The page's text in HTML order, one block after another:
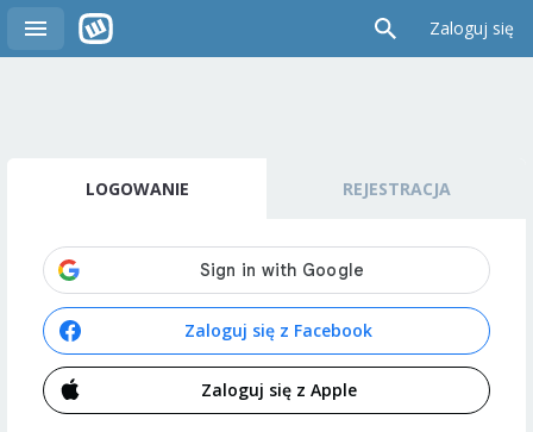
Zaloguj się
LOGOWANIE REJESTRACJA
Zaloguj się z Facebook
Zaloguj się z Apple